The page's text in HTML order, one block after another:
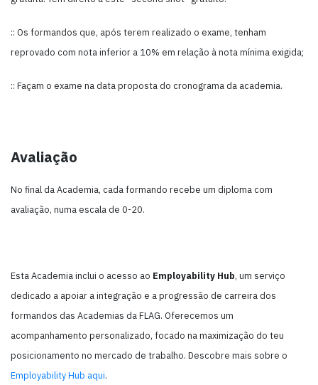
:: Os formandos que, após terem realizado o exame, tenham
reprovado com nota inferior a 10% em relação à nota mínima exigida;
:: Façam o exame na data proposta do cronograma da academia.
Avaliação
No final da Academia, cada formando recebe um diploma com
avaliação, numa escala de 0-20.
Esta Academia inclui o acesso ao Employability Hub, um serviço
dedicado a apoiar a integração e a progressão de carreira dos
formandos das Academias da FLAG. Oferecemos um
acompanhamento personalizado, focado na maximização do teu
posicionamento no mercado de trabalho. Descobre mais sobre o
Employability Hub aqui.